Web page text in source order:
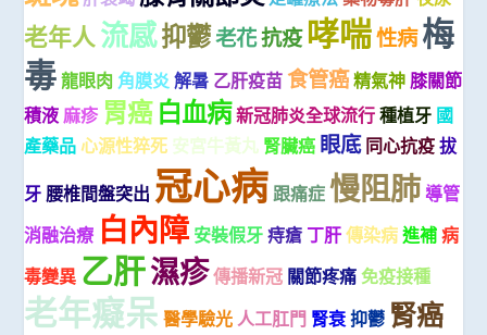
老年人 流感抑鬱老花抗疫 哮喘性病梅
毒 龍眼肉 角膜炎 解暑 乙肝疫苗 食管癌精氣神 膝關節
積液 麻疹 胃癌 白血病新冠肺炎全球流行 種植牙 國
產藥品 心源性猝死 安宮牛黃丸 腎臟癌 眼底 同心抗疫 拔
牙 腰椎間盤突出 冠心病 跟痛症 慢阻肺 導管
消融治療 白內障 安裝假牙 痔瘡 丁肝 傳染病 進補 病
毒變異 乙肝濕疹傳播新冠 關節疼痛 免疫接種
老年癡呆 醫學驗光 人工肛門 腎衰 抑鬱 腎癌